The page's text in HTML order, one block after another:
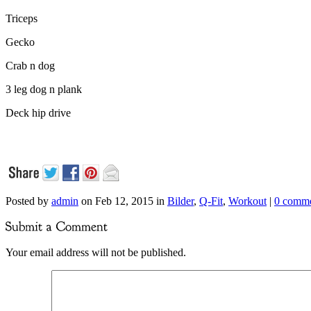
Triceps
Gecko
Crab n dog
3 leg dog n plank
Deck hip drive
Posted by admin on Feb 12, 2015 in Bilder, Q-Fit, Workout | 0
Your email address will not be published.